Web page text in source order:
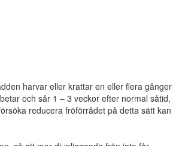
harvar eller krattar en eller flera gånger
och sår 1 – 3 veckor efter normal såtid,
reducera fröförrådet på detta sätt kan